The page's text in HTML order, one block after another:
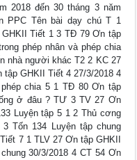
2018 đến 30 tháng 3 năm
PPC Tên bài dạy chú T 1
Tiết 1 3 TĐ 79 Ơn tập
phép nhân và phép chia
nhà người khác T2 2 KC 27
GHKII Tiết 4 27/3/2018 4
chia 5 1 TĐ 80 Ơn tập
ở đâu ? TƯ 3 TV 27 Ơn
Luyện tập 5 1 2 Thủ cơng
Tốn 134 Luyện tập chung
7 1 TLV 27 Ơn tập GHKII
30/3/2018 4 CT 54 Ơn